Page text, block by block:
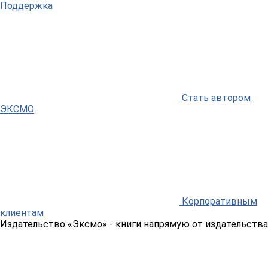
Поддержка
Стать автором
ЭКСМО
Корпоративным
клиентам
Издательство «Эксмо» - книги напрямую от издательства